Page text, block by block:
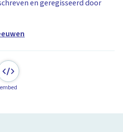
en geregisseerd door
embed